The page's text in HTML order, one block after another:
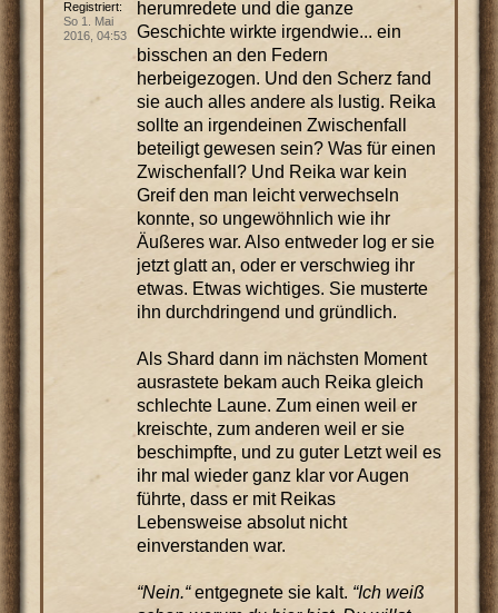
herumredete und die ganze
Geschichte wirkte irgendwie... ein
bisschen an den Federn
herbeigezogen. Und den Scherz fand
sie auch alles andere als lustig. Reika
sollte an irgendeinen Zwischenfall
beteiligt gewesen sein? Was für einen
Zwischenfall? Und Reika war kein
Greif den man leicht verwechseln
konnte, so ungewöhnlich wie ihr
Äußeres war. Also entweder log er sie
jetzt glatt an, oder er verschwieg ihr
etwas. Etwas wichtiges. Sie musterte
ihn durchdringend und gründlich.
Als Shard dann im nächsten Moment
ausrastete bekam auch Reika gleich
schlechte Laune. Zum einen weil er
kreischte, zum anderen weil er sie
beschimpfte, und zu guter Letzt weil es
ihr mal wieder ganz klar vor Augen
führte, dass er mit Reikas
Lebensweise absolut nicht
einverstanden war.
“Nein.“entgegnete sie kalt. “Ich weiß
Registriert:
So 1. Mai
2016, 04:53